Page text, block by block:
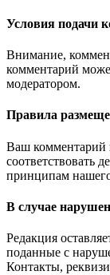
Условия подачи
Внимание,
комментарий
модератором.
Правила
Ваш комментарий
соответствовать
принципам
В случае
Редакция
поданные с
Контакты,